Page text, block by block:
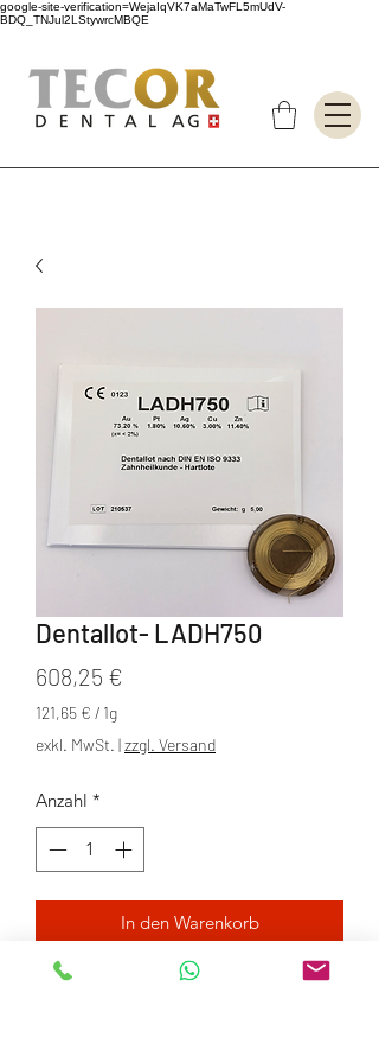
google-site-verification=WejaIqVK7aMaTwFL5mUdV-
BDQ_TNJul2LStywrcMBQE
Dentallot- LADH750
608,25 €
121,65 € / 1g
121,65 €
pro
Gram
exkl. MwSt. |zzgl. Versand
Anzahl *
In den Warenkorb
Produktdatenblatt LADH750